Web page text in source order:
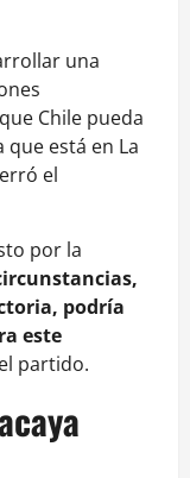
una
Chile pueda
está en La
el
por la
podría
este
partido.